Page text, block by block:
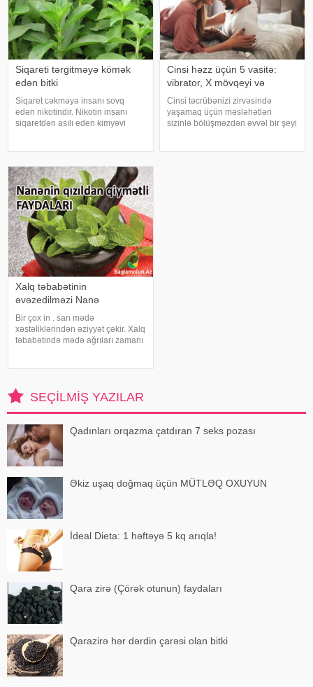
Siqareti tərgitməyə kömək
edən bitki
Siqaret cəkməyə insanı sovq
edən nikotindir. Nikotin insanı
siqaretdən asılı eden kimyəvi
kömək edə bilər. Belə bitkilərdə
Cinsi həzz üçün 5 vasitə:
vibrator, X mövqeyi və
Cinsi təcrübənizi zirvəsində
yaşamaq üçün məsləhətləri
sizinlə bölüşməzdən əvvəl bir şeyi
Xalq təbabətinin
əvəzedilməzi Nanə
Bir çox in . san mədə
xəstəliklərindən əziyyət çəkir. Xalq
təbabətində mədə ağrıları zamanı
yabanSEÇILMIŞ YAZILAR
Qadınları orqazma çatdıran 7 seks pozası
Əkiz uşaq doğmaq üçün MÜTLƏQ OXUYUN
İdeal Dieta: 1 həftəyə 5 kq arıqla!
Qara zirə (Çörək otunun) faydaları
Qarazirə hər dərdin çarəsi olan bitki